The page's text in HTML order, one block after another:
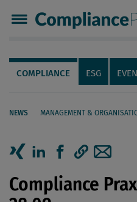
Compliance
Servicenavigation
Navigation
COMPLIANCE ESG
NEWS MANAGEMENT &
Seiteninhalt
Artikel auf Xing
Artikel auf
Artikel auf
Compliance